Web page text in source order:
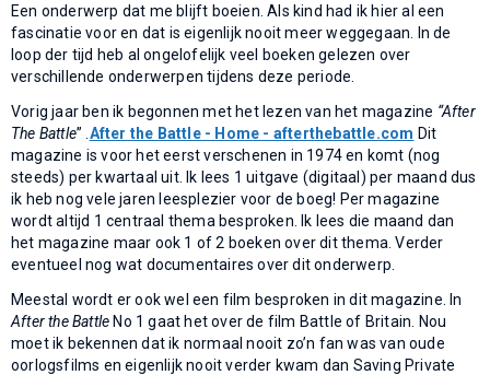
Een onderwerp dat me blijft boeien. Als kind had ik hier al een
fascinatie voor en dat is eigenlijk nooit meer weggegaan. In de
loop der tijd heb al ongelofelijk veel boeken gelezen over
verschillende onderwerpen tijdens deze periode.
Vorig jaar ben ik begonnen met het lezen van het magazine “After
The Battle” . After the Battle - Home - afterthebattle.com Dit
magazine is voor het eerst verschenen in 1974 en komt (nog
steeds) per kwartaal uit. Ik lees 1 uitgave (digitaal) per maand dus
ik heb nog vele jaren leesplezier voor de boeg! Per magazine
wordt altijd 1 centraal thema besproken. Ik lees die maand dan
het magazine maar ook 1 of 2 boeken over dit thema. Verder
eventueel nog wat documentaires over dit onderwerp.
Meestal wordt er ook wel een film besproken in dit magazine. In
After the Battle No 1 gaat het over de film Battle of Britain. Nou
moet ik bekennen dat ik normaal nooit zo’n fan was van oude
oorlogsfilms en eigenlijk nooit verder kwam dan Saving Private